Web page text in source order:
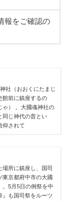
報をご確認の
社（おおくにたまじ
館前に鎮座するの
ゃ） 。大國魂神社の
同じ神代の昔とい
仰されて
場所に鎮座し、国司
東京都府中市の大國
。5月5日の例祭を中
』も国司祭をルーツ